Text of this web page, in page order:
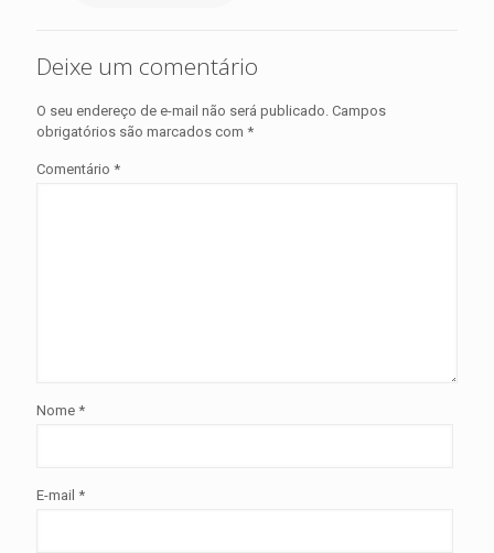
Deixe um comentário
O seu endereço de e-mail não será publicado. Campos
obrigatórios são marcados com *
Comentário *
Nome *
E-mail *